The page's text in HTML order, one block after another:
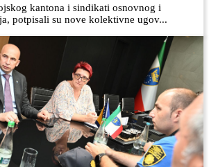
kantona i sindikati osnovnog i
potpisali su nove kolektivne ugov...